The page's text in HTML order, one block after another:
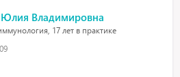
Владимировна
17 лет в практике